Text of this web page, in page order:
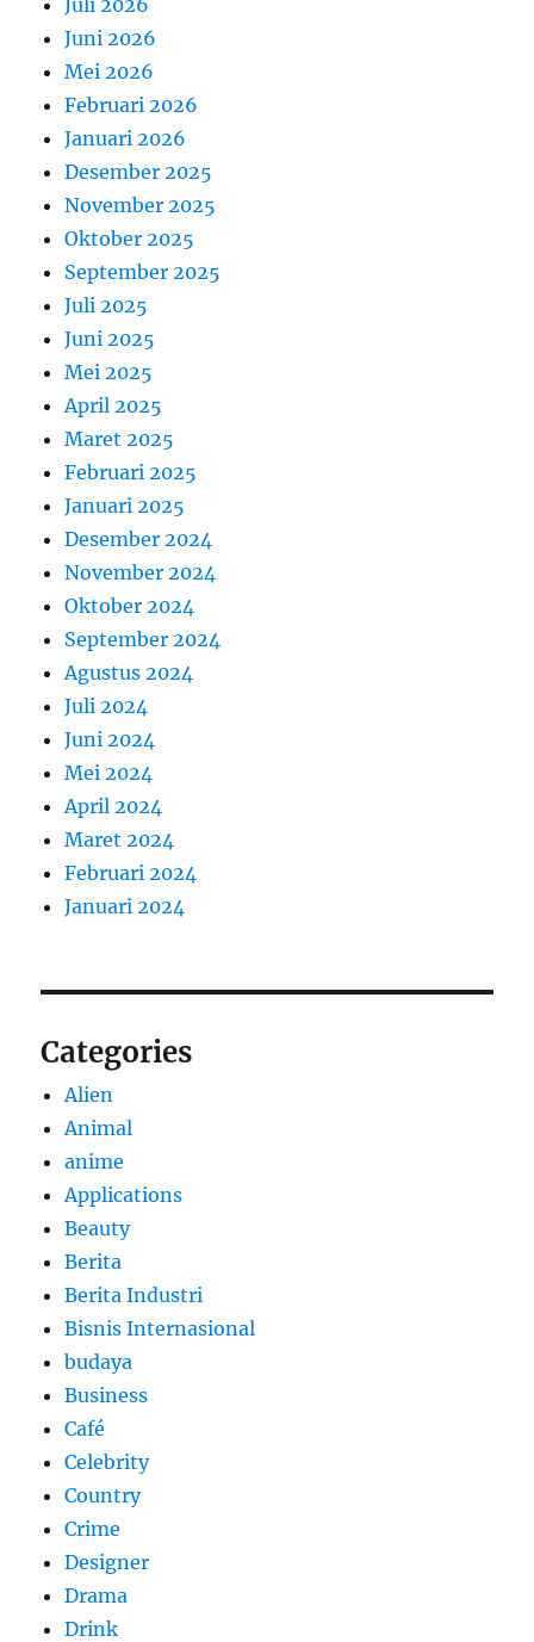
Juni 2026
Mei 2026
Februari 2026
Januari 2026
Desember 2025
November 2025
Oktober 2025
September 2025
Juli 2025
Juni 2025
Mei 2025
April 2025
Maret 2025
Februari 2025
Januari 2025
Desember 2024
November 2024
Oktober 2024
September 2024
Agustus 2024
Juli 2024
Juni 2024
Mei 2024
April 2024
Maret 2024
Februari 2024
Januari 2024
Categories
Alien
Animal
anime
Applications
Beauty
Berita
Berita Industri
Bisnis Internasional
budaya
Business
Café
Celebrity
Country
Crime
Designer
Drama
Drink